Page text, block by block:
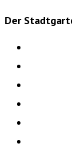
Der